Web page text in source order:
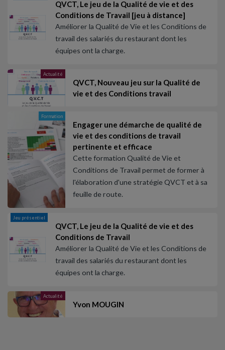
QVCT, Le jeu de la Qualité de vie et des
Conditions de Travail [jeu à distance]
Améliorer la Qualité de Vie et les Conditions de
travail des salariés du restaurant dont les
équipes ont la charge.
Actualité
QVCT, Nouveau jeu sur la Qualité de
vie et des Conditions travail
Formation
Engager une démarche de qualité de
vie et des conditions de travail
pertinente et efficace
Cette formation Qualité de Vie et
Conditions de Travail permet de former à
l'élaboration d'une stratégie QVCT et à sa
feuille de route.
Jeu présentiel
QVCT, Le jeu de la Qualité de vie et des
Conditions de Travail
Améliorer la Qualité de Vie et les Conditions de
travail des salariés du restaurant dont les
équipes ont la charge.
Actualité
Yvon MOUGIN